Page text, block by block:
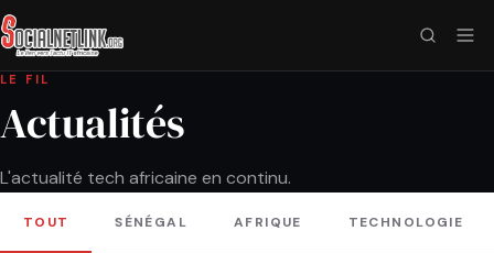
LE FIL
Actualités
L'actualité tech africaine en continu.
TOUT SÉNÉGAL AFRIQUE TECHNOLOGIE